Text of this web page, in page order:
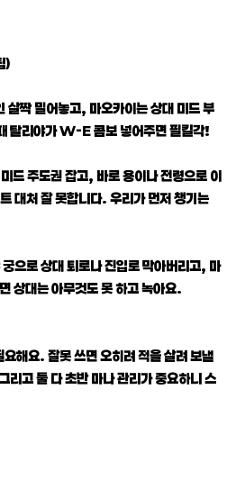
)
살짝 밀어놓고, 마오카이는 상대 미드 부
탈리야가 W-E 콤보 넣어주면 필킬각!
드 주도권 잡고, 바로 용이나 전령으로 이
대처 잘 못합니다. 우리가 먼저 챙기는
으로 상대 퇴로나 진입로 막아버리고, 마
상대는 아무것도 못 하고 녹아요.
해요. 잘못 쓰면 오히려 적을 살려 보낼
고 둘 다 초반 마나 관리가 중요하니 스